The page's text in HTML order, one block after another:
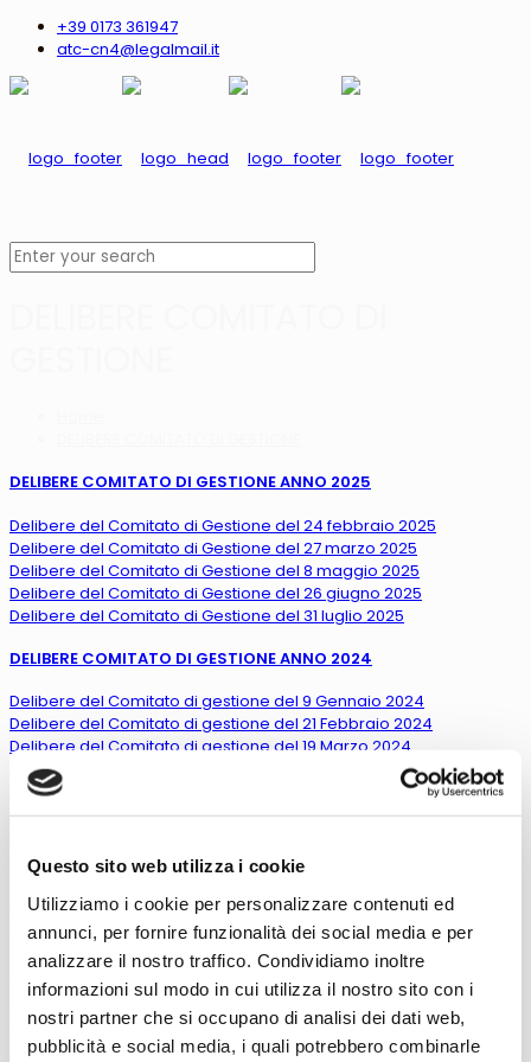
Questo sito web utilizza i cookie
Utilizziamo i cookie per personalizzare contenuti ed
annunci, per fornire funzionalità dei social media e per
analizzare il nostro traffico. Condividiamo inoltre
informazioni sul modo in cui utilizza il nostro sito con i
nostri partner che si occupano di analisi dei dati web,
pubblicità e social media, i quali potrebbero combinarle
+39 0173 361947
atc-cn4@legalmail.it
DELIBERE COMITATO DI GESTIONE ANNO 2025
Delibere del Comitato di Gestione del 24 febbraio 2025
Delibere del Comitato di Gestione del 27 marzo 2025
Delibere del Comitato di Gestione del 8 maggio 2025
Delibere del Comitato di Gestione del 26 giugno 2025
Delibere del Comitato di Gestione del 31 luglio 2025
DELIBERE COMITATO DI GESTIONE ANNO 2024
Delibere del Comitato di gestione del 9 Gennaio 2024
Delibere del Comitato di gestione del 21 Febbraio 2024
Delibere del Comitato di gestione del 19 Marzo 2024
Delibere del Comitato di gestione del 29 aprile 2024
Delibere del Comitato di gestione del 27 Maggio 2024
Delibere del Comitato di gestione del 21 Giugno 2024
Delibere del Comitato di gestione del 20 Agosto 2024
Delibere del Comitato di gestione del 28 Agosto 2024
Delibere del Comitato di gestione del 07 Novembre 2024
Delibere del Comitato di gestione del 12 Dicembre 2024
DELIBERE COMITATO DI GESTIONE ANNO 2023
Delibere del Comitato di gestione del 16 Febbraio 2023
Delibere del Comitato di gestione del 14 Aprile 2023